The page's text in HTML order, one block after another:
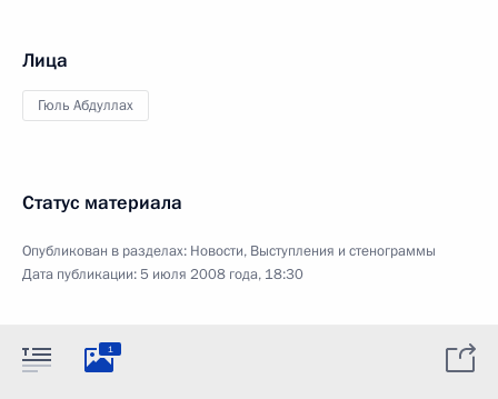
Лица
Гюль Абдуллах
Статус материала
Опубликован в разделах: Новости, Выступления и стенограммы
Дата публикации:5 июля 2008 года, 18:30
1